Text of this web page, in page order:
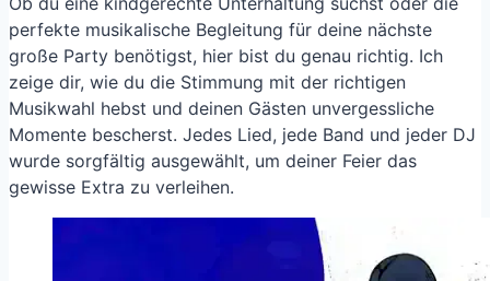
perfekte musikalische Begleitung für deine nächste
große Party benötigst, hier bist du genau richtig. Ich
zeige dir, wie du die Stimmung mit der richtigen
Musikwahl hebst und deinen Gästen unvergessliche
Momente bescherst. Jedes Lied, jede Band und jeder DJ
wurde sorgfältig ausgewählt, um deiner Feier das
gewisse Extra zu verleihen.